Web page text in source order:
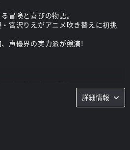
冒険と喜びの物語。
宮沢りえがアニメ吹き替えに初挑
声優界の実力派が競演!
詳細情報